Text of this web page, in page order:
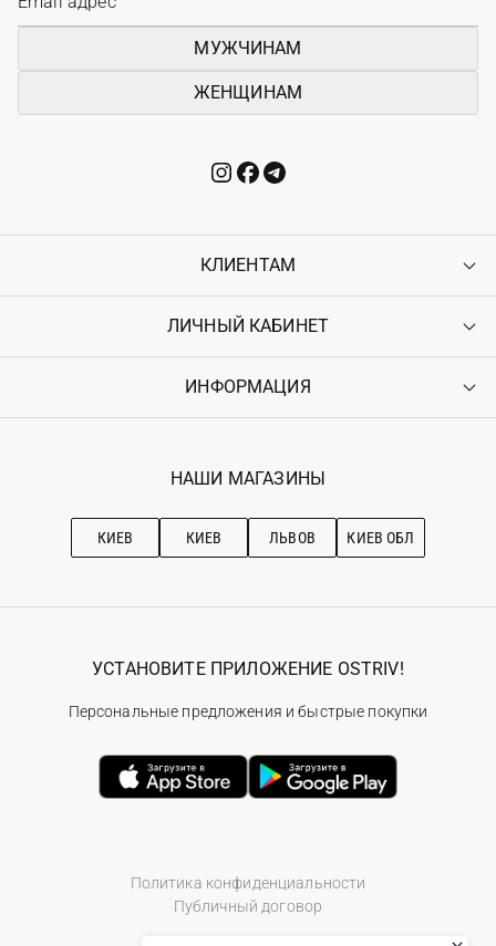
МУЖЧИНАМ
ЖЕНЩИНАМ
КЛИЕНТАМ
Контакты
Возврат
Гарантия
ЛИЧНЫЙ КАБИНЕТ
Войти
Ostriv Club+
ИНФОРМАЦИЯ
Наши магазини
Рекомендации по уходу
НАШИ МАГАЗИНЫ
КИЕВ КИЕВ ЛЬВОВ КИЕВ ОБЛ
Политика конфиденциальности
Публичный договор
УСТАНОВИТЕ ПРИЛОЖЕНИЕ OSTRIV!
Персональные предложения и быстрые покупки